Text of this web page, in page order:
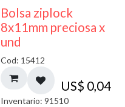
¡NUEVO!
Bolsa ziplock
8x11mm preciosa x
und
Cod: 15412
US$ 0,04
Inventario: 91510